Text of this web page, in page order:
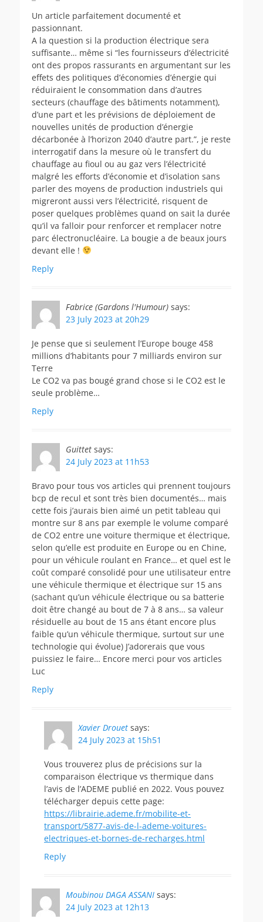
Un article parfaitement documenté et
passionnant.
A la question si la production électrique sera
suffisante… même si “les fournisseurs d’électricité
ont des propos rassurants en argumentant sur les
effets des politiques d’économies d’énergie qui
réduiraient le consommation dans d’autres
secteurs (chauffage des bâtiments notamment),
d’une part et les prévisions de déploiement de
nouvelles unités de production d’énergie
décarbonée à l’horizon 2040 d’autre part.”, je reste
interrogatif dans la mesure où le transfert du
chauffage au fioul ou au gaz vers l’électricité
malgré les efforts d’économie et d’isolation sans
parler des moyens de production industriels qui
migreront aussi vers l’électricité, risquent de
poser quelques problèmes quand on sait la durée
qu’il va falloir pour renforcer et remplacer notre
parc électronucléaire. La bougie a de beaux jours
devant elle !
Reply
Fabrice (Gardons l'Humour) says:
23 July 2023 at 20h29
Je pense que si seulement l’Europe bouge 458
millions d’habitants pour 7 milliards environ sur
Terre
Le CO2 va pas bougé grand chose si le CO2 est le
seule problème…
Reply
Guittet says:
24 July 2023 at 11h53
Bravo pour tous vos articles qui prennent toujours
bcp de recul et sont très bien documentés… mais
cette fois j’aurais bien aimé un petit tableau qui
montre sur 8 ans par exemple le volume comparé
de CO2 entre une voiture thermique et électrique,
selon qu’elle est produite en Europe ou en Chine,
pour un véhicule roulant en France… et quel est le
coût comparé consolidé pour une utilisateur entre
une véhicule thermique et électrique sur 15 ans
(sachant qu’un véhicule électrique ou sa batterie
doit être changé au bout de 7 à 8 ans… sa valeur
résiduelle au bout de 15 ans étant encore plus
faible qu’un véhicule thermique, surtout sur une
technologie qui évolue) J’adorerais que vous
puissiez le faire… Encore merci pour vos articles
Luc
Reply
Xavier Drouet says:
24 July 2023 at 15h51
Vous trouverez plus de précisions sur la
comparaison électrique vs thermique dans
l’avis de l’ADEME publié en 2022. Vous pouvez
télécharger depuis cette page:
https://librairie.ademe.fr/mobilite-et-
transport/5877-avis-de-l-ademe-voitures-
electriques-et-bornes-de-recharges.html
Reply
Moubinou DAGA ASSANI says:
24 July 2023 at 12h13